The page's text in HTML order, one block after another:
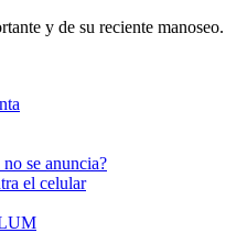
y de su reciente manoseo.
se anuncia?
el celular